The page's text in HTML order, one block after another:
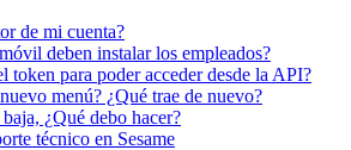
de mi cuenta?
deben instalar los empleados?
token para poder acceder desde la API?
menú? ¿Qué trae de nuevo?
¿Qué debo hacer?
técnico en Sesame